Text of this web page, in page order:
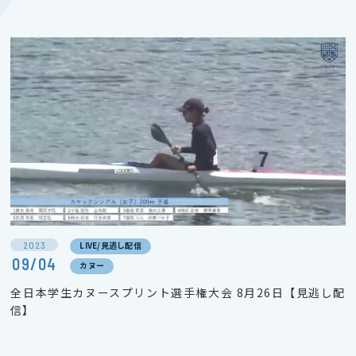
2023
09/04
LIVE/見逃し配信
カヌー
全日本学生カヌースプリント選手権大会 8月26日【見逃し配
信】